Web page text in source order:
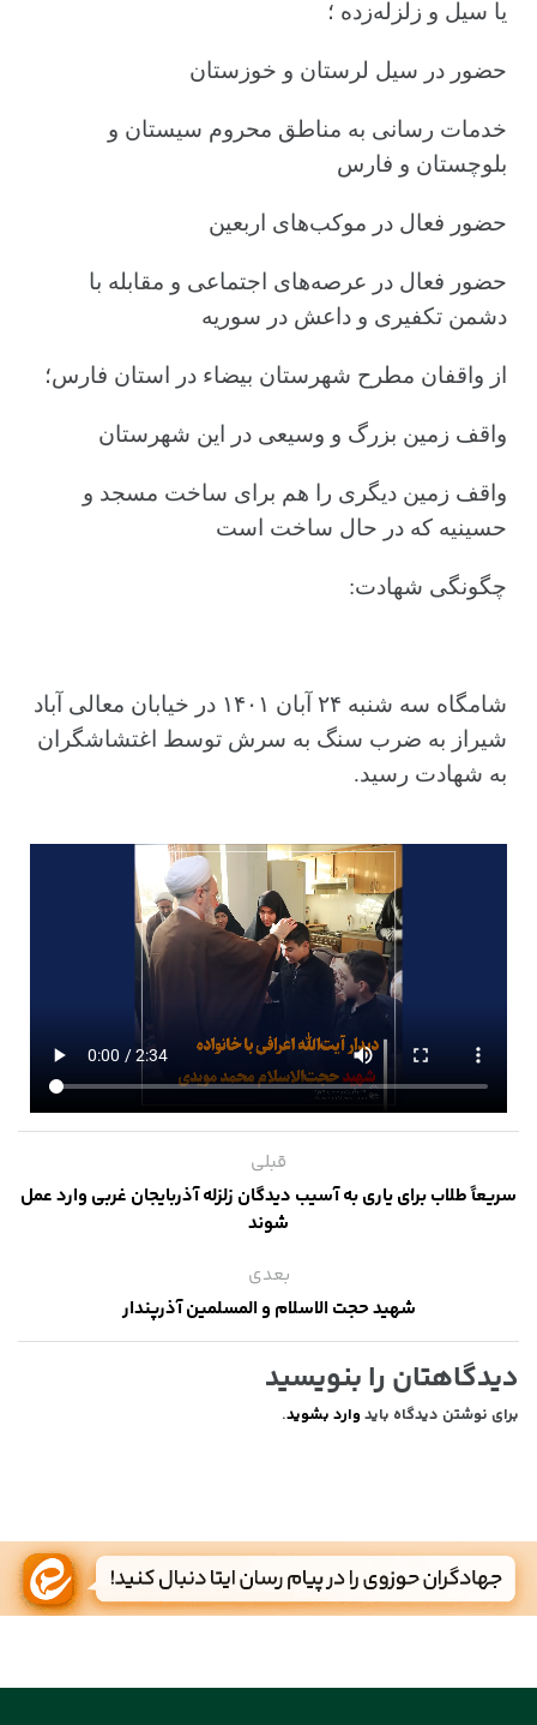
یا سیل و زلزله‌زده ؛
حضور در سیل لرستان و خوزستان
خدمات‌ رسانی به مناطق محروم سیستان و
بلوچستان و فارس
حضور فعال در موکب‌های اربعین
حضور فعال در عرصه‌های اجتماعی و مقابله با
دشمن تکفیری و داعش در سوریه
از واقفان مطرح شهرستان بیضاء در استان فارس؛
واقف زمین بزرگ و وسیعی در این شهرستان
واقف زمین دیگری را هم برای ساخت مسجد و
حسینیه که در حال ساخت است
چگونگی شهادت:
شامگاه سه شنبه ۲۴ آبان ۱۴۰۱ در خیابان معالی آباد
شیراز به ضرب سنگ به سرش توسط اغتشاشگران
به شهادت رسید.
قبلی
سریعاً طلاب برای یاری به آسیب دیدگان زلزله آذربایجان غربی وارد عمل
شوند
بعدی
شهید حجت الاسلام و المسلمین آذرپندار
دیدگاهتان را بنویسید
برای نوشتن دیدگاه باید وارد بشوید.